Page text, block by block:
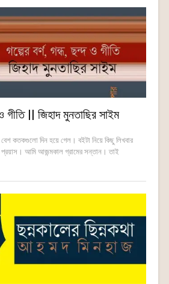
গীতি || জিহাদ মুনতাছির সাইম
বেশ কতকগুলো দিন হয়ে গেল। বইটা নিয়ে কিছু লিখবার
আমি আজন্মকাল গ্রামের সন্তান। তাই